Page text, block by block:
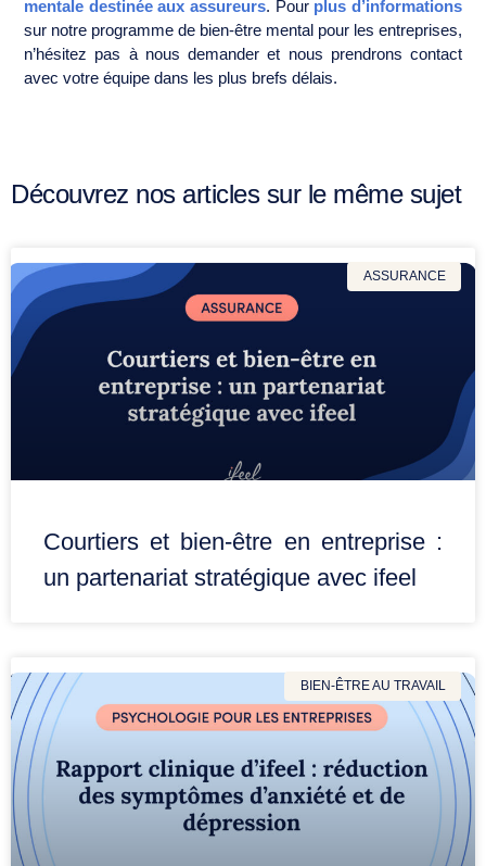
mentale destinée aux assureurs. Pourplus d’informations
sur notre programme de bien-être mental pour les entreprises,
n’hésitez pas à nous demander et nous prendrons contact
avec votre équipe dans les plus brefs délais.
Découvrez nos articles sur le même sujet
ASSURANCE
Courtiers et bien-être en entreprise :
un partenariat stratégique avec ifeel
BIEN-ÊTRE AU TRAVAIL